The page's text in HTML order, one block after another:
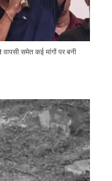
समेत कई मांगों पर बनी